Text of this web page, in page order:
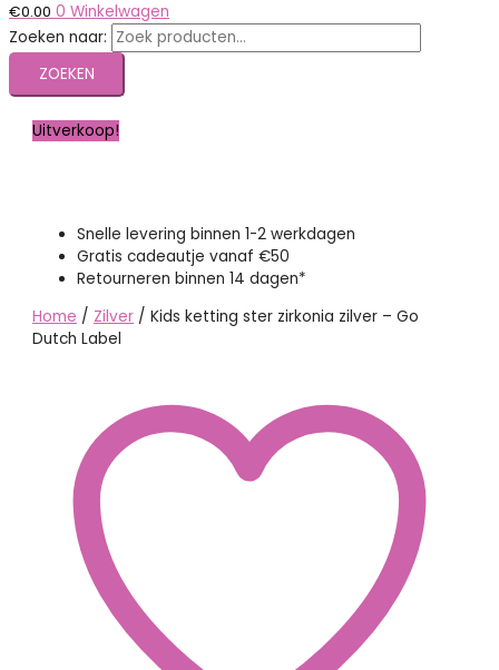
€0.00 0 Winkelwagen
Zoeken naar:
ZOEKEN
Uitverkoop!
Snelle levering binnen 1-2 werkdagen
Gratis cadeautje vanaf €50
Retourneren binnen 14 dagen*
Home / Zilver / Kids ketting ster zirkonia zilver – Go
Dutch Label